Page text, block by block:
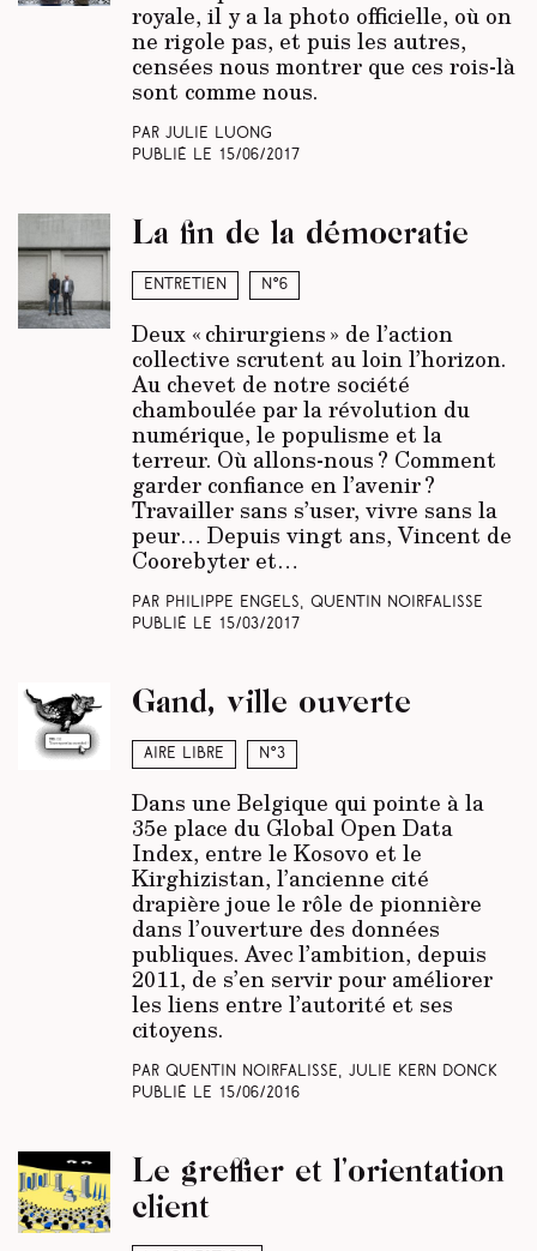
royale, il y a la photo officielle, où on
ne rigole pas, et puis les autres,
censées nous montrer que ces rois-là
sont comme nous.
Par Julie Luong
Publié le 15/06/2017
Entretien N°6
La fin de la démocratie
Deux « chirurgiens » de l’action
collective scrutent au loin l’horizon.
Au chevet de notre société
chamboulée par la révolution du
numérique, le populisme et la
terreur. Où allons-nous ? Comment
garder confiance en l’avenir ?
Travailler sans s’user, vivre sans la
peur… Depuis vingt ans, Vincent de
Coorebyter et…
Par Philippe Engels, Quentin Noirfalisse
Publié le 15/03/2017
Aire libre N°3
Gand, ville ouverte
Dans une Belgique qui pointe à la
35e place du Global Open Data
Index, entre le Kosovo et le
Kirghizistan, l’ancienne cité
drapière joue le rôle de pionnière
dans l’ouverture des données
publiques. Avec l’ambition, depuis
2011, de s’en servir pour améliorer
les liens entre l’autorité et ses
citoyens.
Par Quentin Noirfalisse, Julie Kern Donck
Publié le
15/06/2016
Le greffier et l’orientation
client